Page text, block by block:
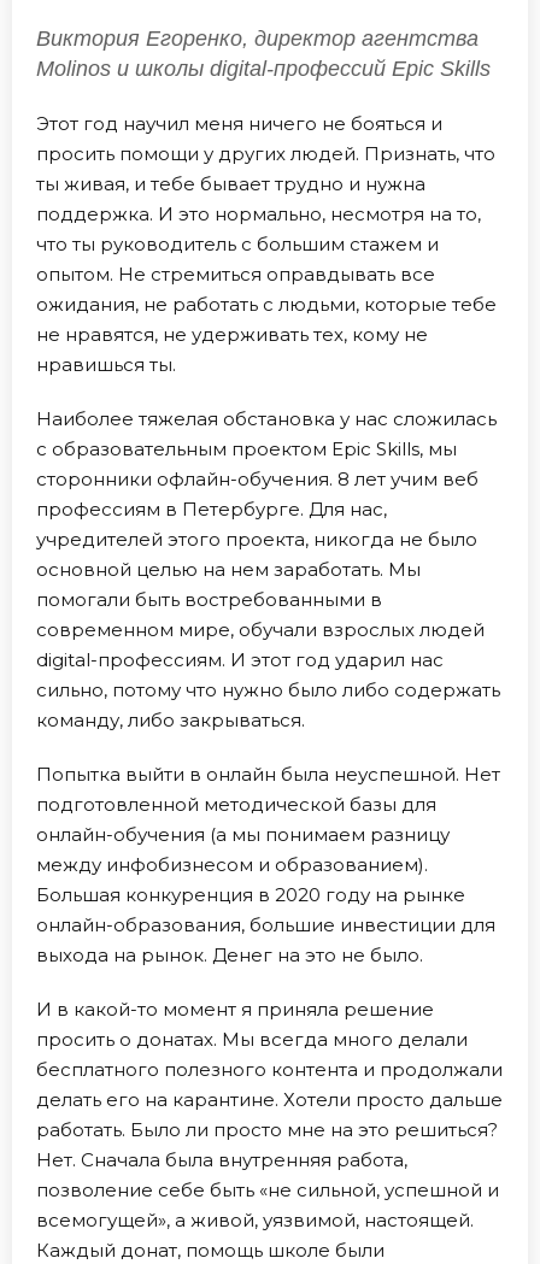
Виктория Егоренко, директор агентства
Molinos и школы digital-профессий Epic Skills
Этот год научил меня ничего не бояться и
просить помощи у других людей. Признать, что
ты живая, и тебе бывает трудно и нужна
поддержка. И это нормально, несмотря на то,
что ты руководитель с большим стажем и
опытом. Не стремиться оправдывать все
ожидания, не работать с людьми, которые тебе
не нравятся, не удерживать тех, кому не
нравишься ты.
Наиболее тяжелая обстановка у нас сложилась
с образовательным проектом Epic Skills, мы
сторонники офлайн-обучения. 8 лет учим веб
профессиям в Петербурге. Для нас,
учредителей этого проекта, никогда не было
основной целью на нем заработать. Мы
помогали быть востребованными в
современном мире, обучали взрослых людей
digital-профессиям. И этот год ударил нас
сильно, потому что нужно было либо содержать
команду, либо закрываться.
Попытка выйти в онлайн была неуспешной. Нет
подготовленной методической базы для
онлайн-обучения (а мы понимаем разницу
между инфобизнесом и образованием).
Большая конкуренция в 2020 году на рынке
онлайн-образования, большие инвестиции для
выхода на рынок. Денег на это не было.
И в какой-то момент я приняла решение
просить о донатах. Мы всегда много делали
бесплатного полезного контента и продолжали
делать его на карантине. Хотели просто дальше
работать. Было ли просто мне на это решиться?
Нет. Сначала была внутренняя работа,
позволение себе быть «не сильной, успешной и
всемогущей», а живой, уязвимой, настоящей.
Каждый донат, помощь школе были